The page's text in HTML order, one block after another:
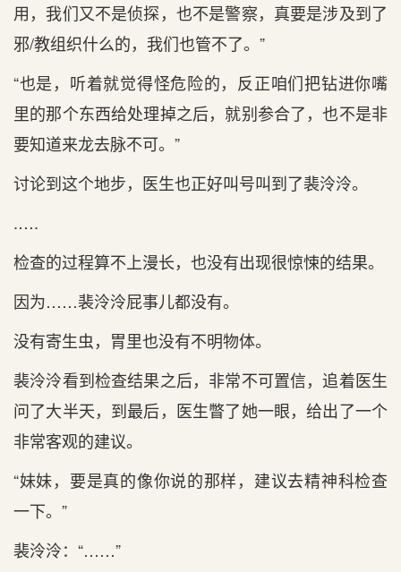
用，我们又不是侦探，也不是警察，真要是涉及到了
邪/教组织什么的，我们也管不了。”
“也是，听着就觉得怪危险的，反正咱们把钻进你嘴
里的那个东西给处理掉之后，就别参合了，也不是非
要知道来龙去脉不可。”
讨论到这个地步，医生也正好叫号叫到了裴泠泠。
.….
检查的过程算不上漫长，也没有出现很惊悚的结果。
因为……裴泠泠屁事儿都没有。
没有寄生虫，胃里也没有不明物体。
裴泠泠看到检查结果之后，非常不可置信，追着医生
问了大半天，到最后，医生瞥了她一眼，给出了一个
非常客观的建议。
“妹妹，要是真的像你说的那样，建议去精神科检查
一下。”
裴泠泠：“……”